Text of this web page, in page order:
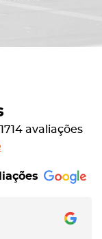
avaliações